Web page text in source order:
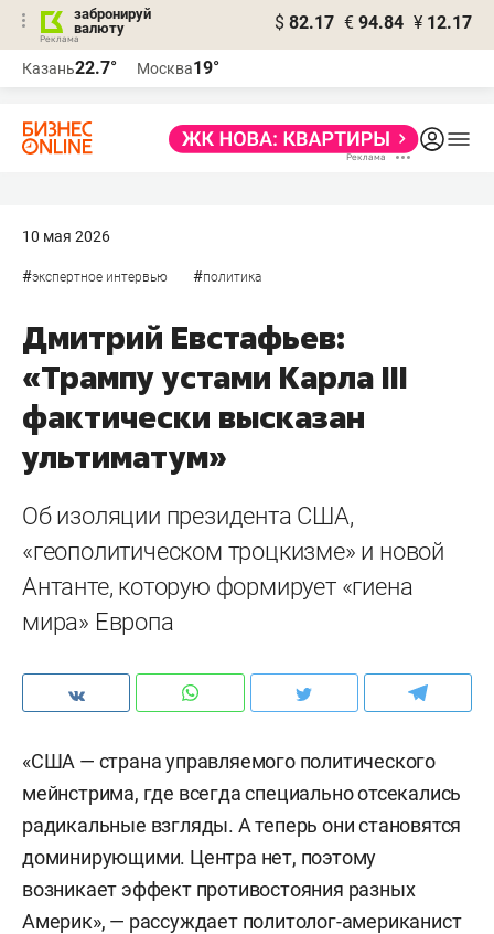
забронируй
валюту
$ 82.17 € 94.84 ¥ 12.17
Казань22.7° Москва19°
10 мая 2026
#экспертное интервью #политика
Дмитрий Евстафьев:
«Трампу устами Карла III
фактически высказан
ультиматум»
Об изоляции президента США,
«геополитическом троцкизме» и новой
Антанте, которую формирует «гиена
мира» Европа
«США — страна управляемого политического
мейнстрима, где всегда специально отсекались
радикальные взгляды. А теперь они становятся
доминирующими. Центра нет, поэтому
возникает эффект противостояния разных
Америк», — рассуждает политолог-американист